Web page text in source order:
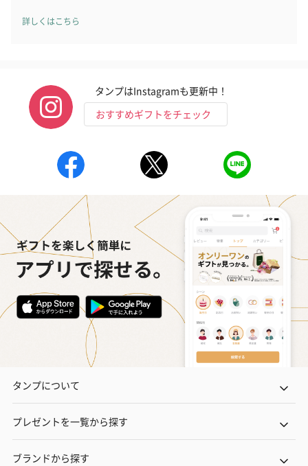
詳しくはこちら
タンプはInstagramも更新中！
おすすめギフトをチェック
タンプについて
プレゼントを一覧から探す
ブランドから探す